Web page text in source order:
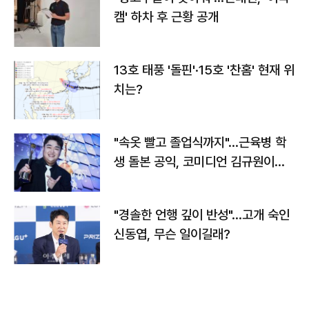
캠' 하차 후 근황 공개
13호 태풍 '돌핀'·15호 '찬홈' 현재 위
치는?
"속옷 빨고 졸업식까지"…근육병 학
생 돌본 공익, 코미디언 김규원이었
"경솔한 언행 깊이 반성"…고개 숙인
신동엽, 무슨 일이길래?